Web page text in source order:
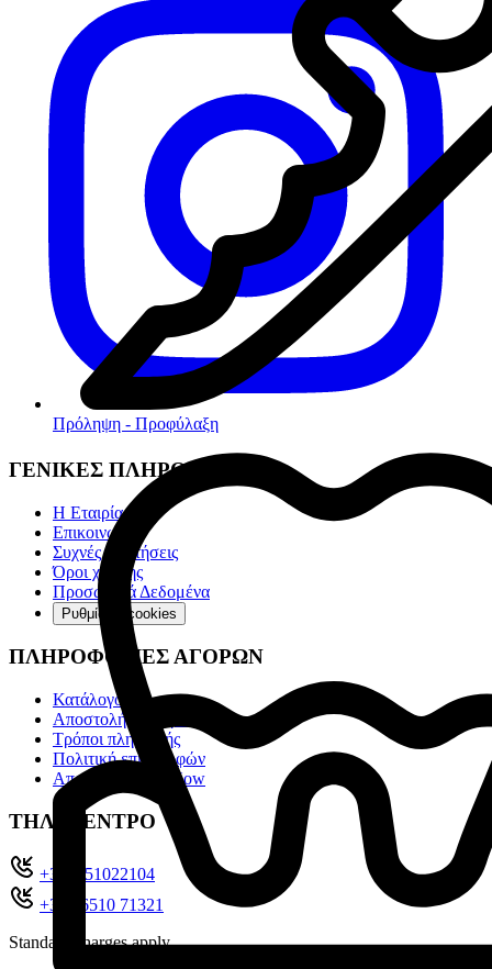
Πρόληψη - Προφύλαξη
ΓΕΝΙΚΕΣ ΠΛΗΡΟΦΟΡΙΕΣ
Η Εταιρία
Επικοινωνία
Συχνές ερωτήσεις
Όροι χρήσης
Προσωπικά Δεδομένα
Ρυθμίσεις cookies
ΠΛΗΡΟΦΟΡΙΕΣ ΑΓΟΡΩΝ
Κατάλογοι
Αποστολή & Παραλαβή
Τρόποι πληρωμής
Πολιτική επιστροφών
Αποστολές Box Now
ΤΗΛ. ΚΕΝΤΡΟ
+302651022104
+30 26510 71321
Standard charges apply